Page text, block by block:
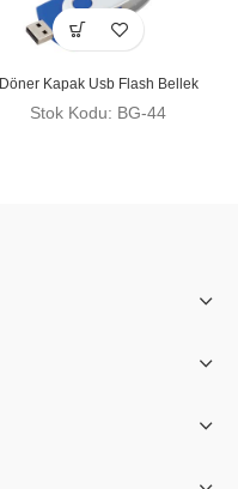
Döner Kapak Usb Flash Bellek
Stok Kodu: BG-44